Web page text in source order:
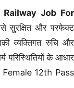
Railway Job For
सुरक्षित और परफेक्ट
व्यक्तिगत रुचि और
परिस्थितियों के आधार
Female 12th Pass